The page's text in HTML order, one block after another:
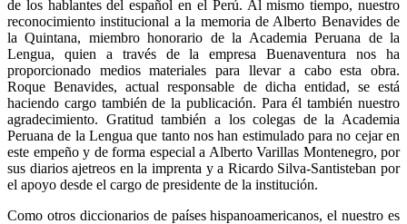
de los hablantes del español en el Perú. Al mismo tiempo, nuestro
reconocimiento institucional a la memoria de Alberto Benavides de
la Quintana, miembro honorario de la Academia Peruana de la
Lengua, quien a través de la empresa Buenaventura nos ha
proporcionado medios materiales para llevar a cabo esta obra.
Roque Benavides, actual responsable de dicha entidad, se está
haciendo cargo también de la publicación. Para él también nuestro
agradecimiento. Gratitud también a los colegas de la Academia
Peruana de la Lengua que tanto nos han estimulado para no cejar en
este empeño y de forma especial a Alberto Varillas Montenegro, por
sus diarios ajetreos en la imprenta y a Ricardo Silva-Santisteban por
el apoyo desde el cargo de presidente de la institución.
Como otros diccionarios de países hispanoamericanos, el nuestro es